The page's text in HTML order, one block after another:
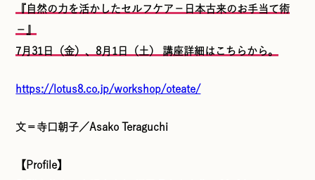
『自然の力を活かしたセルフケア−日本古来のお手当て術
−』
7月31日（金）、8月1日（土） 講座詳細はこちらから。
https://lotus8.co.jp/workshop/oteate/
文＝寺口朝子／Asako Teraguchi
【Profile】